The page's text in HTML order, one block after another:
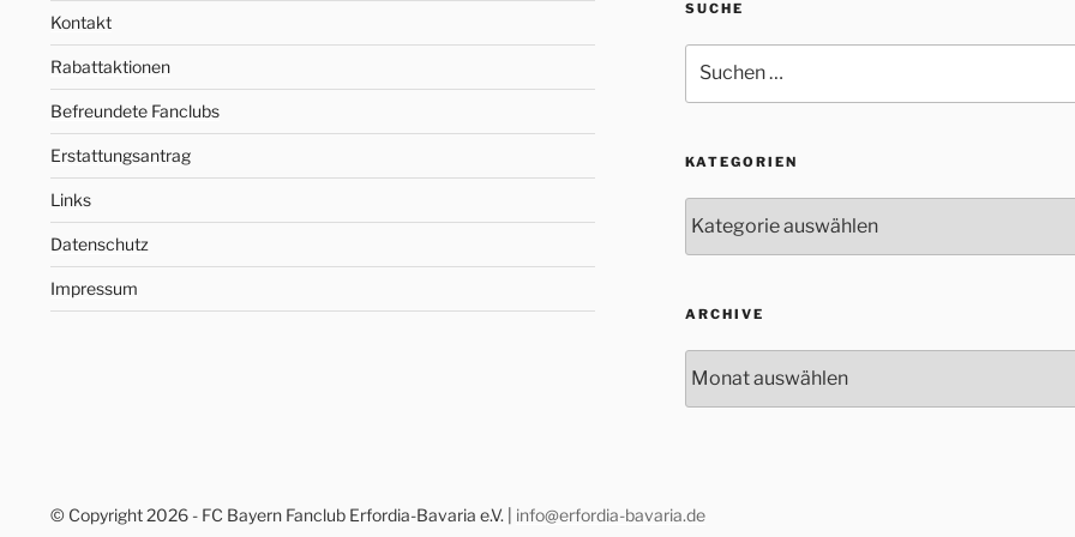
Kontakt
Rabattaktionen
Befreundete Fanclubs
Erstattungsantrag
Links
Datenschutz
Impressum
SUCHE
nach:
KATEGORIEN
ARCHIVE
© Copyright 2026 - FC Bayern Fanclub Erfordia-Bavaria e.V. | info@erfordia-bavaria.de